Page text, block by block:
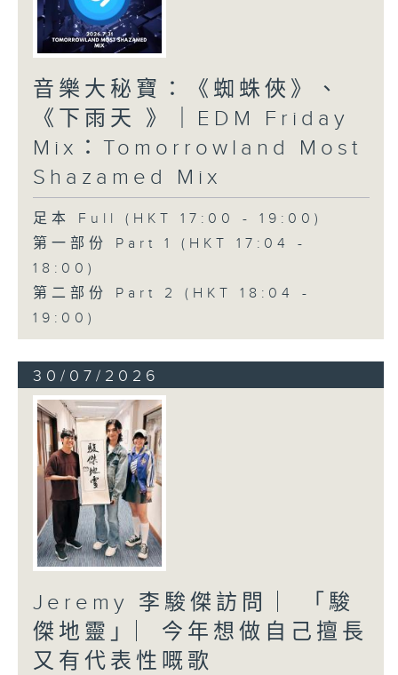
音樂大秘寶：《蜘蛛俠》、
《下雨天 》｜EDM Friday
Mix：Tomorrowland Most
Shazamed Mix
足本 Full (HKT 17:00 - 19:00)
第一部份 Part 1 (HKT 17:04 -
18:00)
第二部份 Part 2 (HKT 18:04 -
19:00)
30/07/2026
Jeremy 李駿傑訪問 ︳「駿
傑地靈」︳今年想做自己擅長
又有代表性嘅歌